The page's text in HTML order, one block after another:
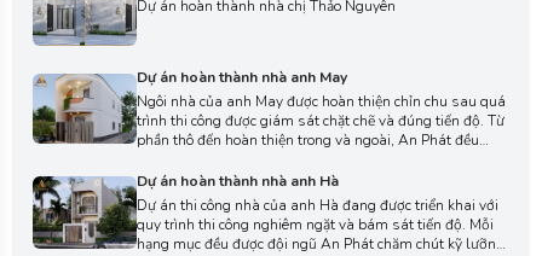
Dự án hoàn thành nhà chị Thảo Nguyên
Dự án hoàn thành nhà anh May
Ngôi nhà của anh May được hoàn thiện chỉn chu sau quá
trình thi công được giám sát chặt chẽ và đúng tiến độ. Từ
phần thô đến hoàn thiện trong và ngoài, An Phát đều
năng và khẳng định sự chuyên nghiệp, tận tâm của đội
ngũ.
Dự án hoàn thành nhà anh Hà
Dự án thi công nhà của anh Hà đang được triển khai với
quy trình thi công nghiêm ngặt và bám sát tiến độ. Mỗi
hạng mục đều được đội ngũ An Phát chăm chút kỹ lưỡng,